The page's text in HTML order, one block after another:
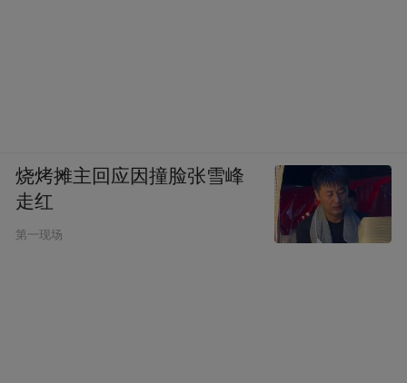
烧烤摊主回应因撞脸张雪峰
走红
第一现场